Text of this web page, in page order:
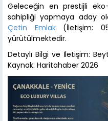
Geleceğin en prestijli
sahipliği yapmaya aday
Çetin Emlak (İletişim:
yürütülmektedir.
Detaylı Bilgi ve İletişim:
Kaynak: Haritahaber 2026